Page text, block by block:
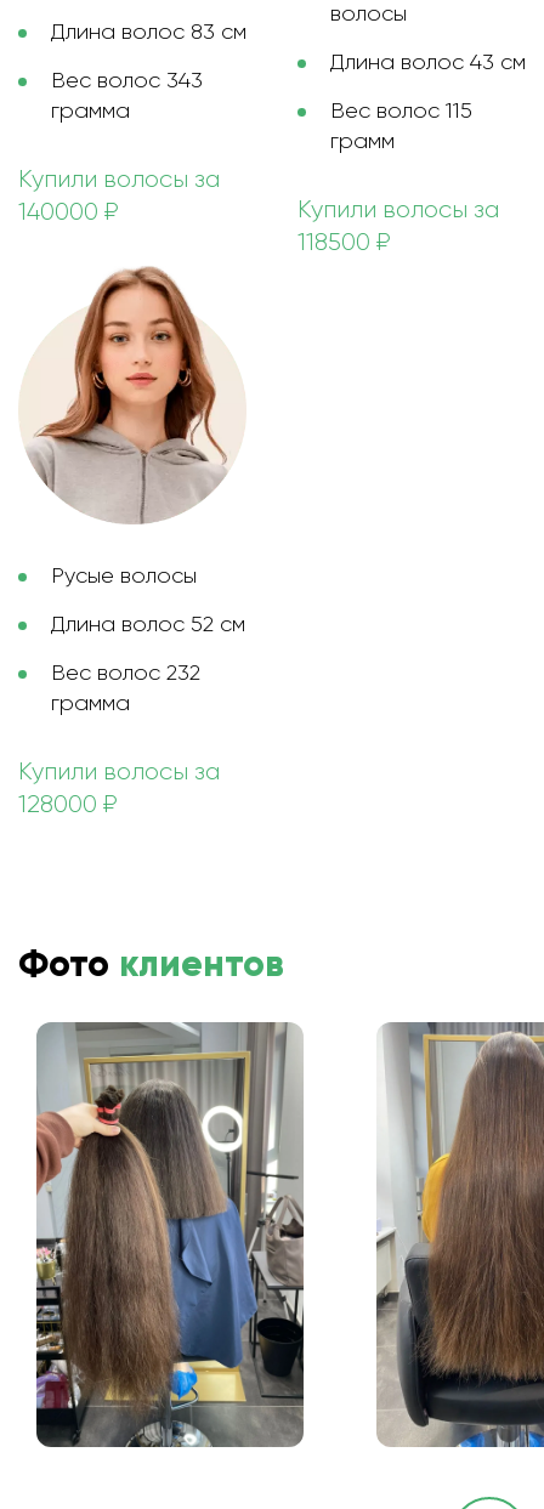
Длина волос 83 см
Вес волос 343
грамма
Купили волосы за
140000 ₽
волосы
Длина волос 43 см
Вес волос 115
грамм
Купили волосы за
118500 ₽
Русые волосы
Длина волос 52 см
Вес волос 232
грамма
Купили волосы за
128000 ₽
Фото клиентов